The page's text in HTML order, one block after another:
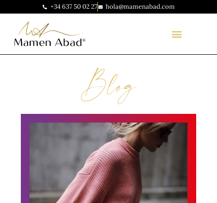
+34 637 50 02 27 hola@mamenabad.com
Blog